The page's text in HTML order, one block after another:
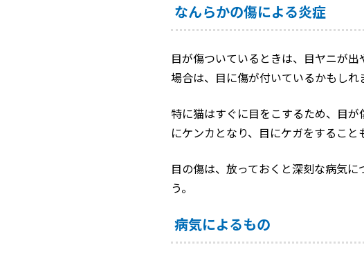
なんらかの傷による炎症
目が傷ついているときは、目ヤニが
場合は、目に傷が付いているかもしれ
特に猫はすぐに目をこするため、目
にケンカとなり、目にケガをすること
目の傷は、放っておくと深刻な病気
う。
病気によるもの